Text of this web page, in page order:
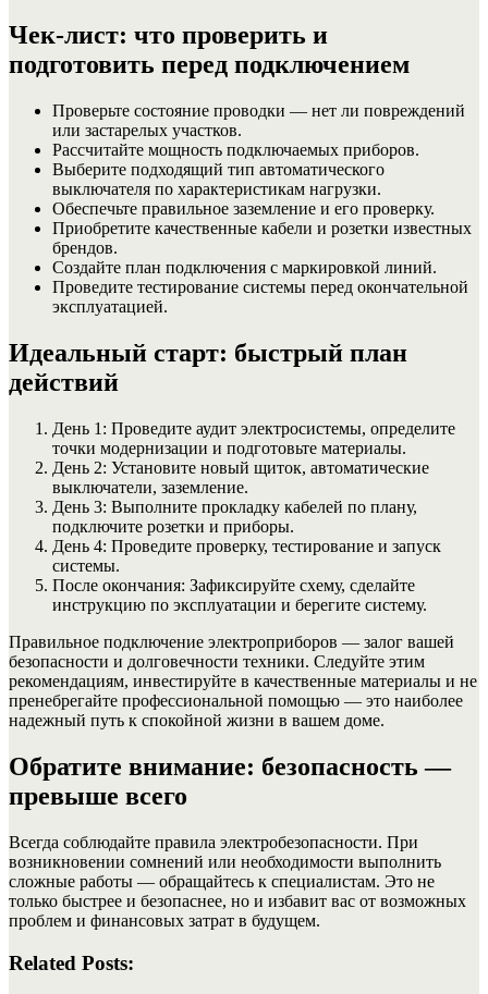
Чек-лист: что проверить и
подготовить перед подключением
Проверьте состояние проводки — нет ли повреждений
или застарелых участков.
Рассчитайте мощность подключаемых приборов.
Выберите подходящий тип автоматического
выключателя по характеристикам нагрузки.
Обеспечьте правильное заземление и его проверку.
Приобретите качественные кабели и розетки известных
брендов.
Создайте план подключения с маркировкой линий.
Проведите тестирование системы перед окончательной
эксплуатацией.
Идеальный старт: быстрый план
действий
День 1: Проведите аудит электросистемы, определите
точки модернизации и подготовьте материалы.
День 2: Установите новый щиток, автоматические
выключатели, заземление.
День 3: Выполните прокладку кабелей по плану,
подключите розетки и приборы.
День 4: Проведите проверку, тестирование и запуск
системы.
После окончания: Зафиксируйте схему, сделайте
инструкцию по эксплуатации и берегите систему.
Правильное подключение электроприборов — залог вашей
безопасности и долговечности техники. Следуйте этим
рекомендациям, инвестируйте в качественные материалы и не
пренебрегайте профессиональной помощью — это наиболее
надежный путь к спокойной жизни в вашем доме.
Обратите внимание: безопасность —
превыше всего
Всегда соблюдайте правила электробезопасности. При
возникновении сомнений или необходимости выполнить
сложные работы — обращайтесь к специалистам. Это не
только быстрее и безопаснее, но и избавит вас от возможных
проблем и финансовых затрат в будущем.
Related Posts: